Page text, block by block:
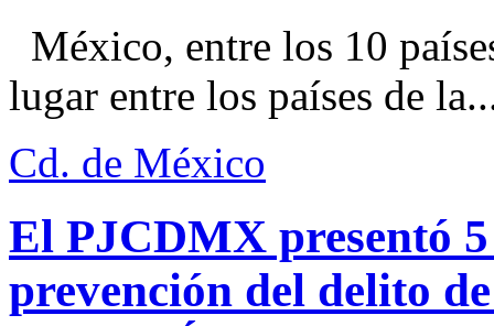
México, entre los 10
lugar entre los países de
Cd. de México
El PJCDMX presentó
prevención del delito